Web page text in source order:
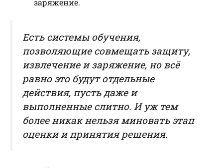
Есть системы обучения,
позволяющие совмещать защиту,
извлечение и заряжение, но всё
равно это будут отдельные
действия, пусть даже и
выполненные слитно. И уж тем
более никак нельзя миновать этап
оценки и принятия решения.